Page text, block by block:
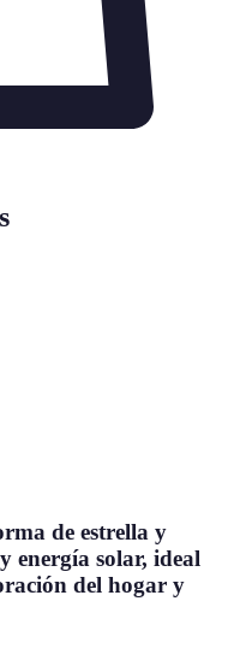
de estrella y
energía solar, ideal
del hogar y